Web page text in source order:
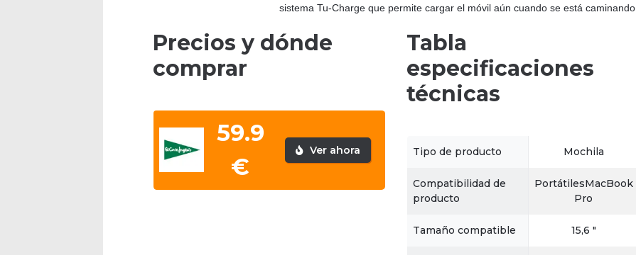
sistema Tu-Charge que permite cargar el móvil aún cuando se está caminando
Precios y dónde
comprar
59.9
€
Ver ahora
Tabla
especificaciones
técnicas
Tipo de producto Mochila
Compatibilidad de
producto
PortátilesMacBook
Pro
Tamaño compatible 15,6 "